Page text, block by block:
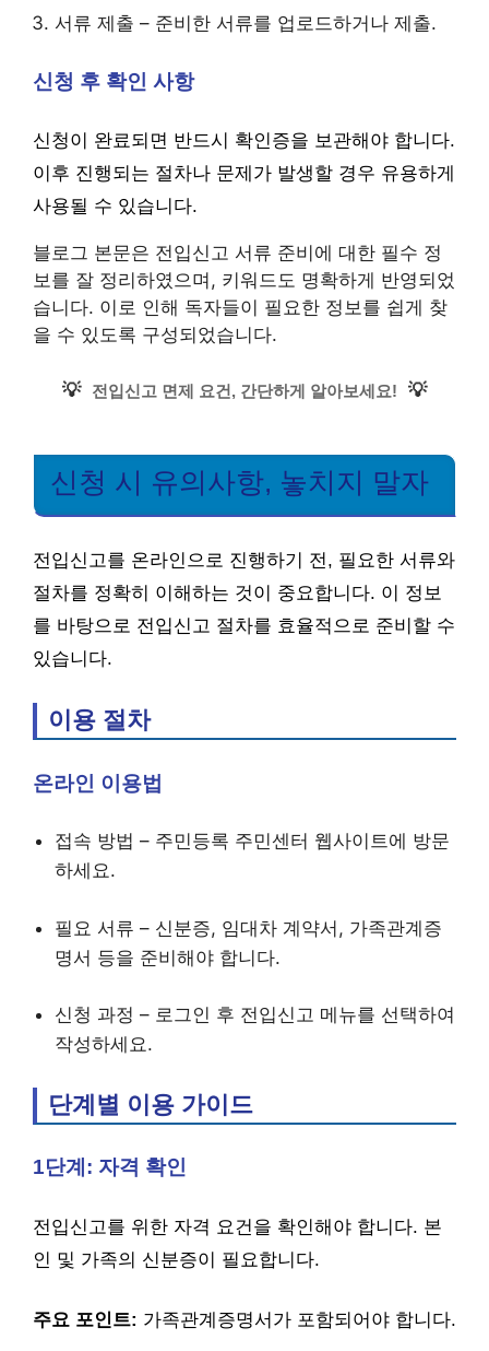
서류 제출 – 준비한 서류를 업로드하거나 제출.
신청 후 확인 사항
신청이 완료되면 반드시 확인증을 보관해야 합니다.
이후 진행되는 절차나 문제가 발생할 경우 유용하게
사용될 수 있습니다.
블로그 본문은 전입신고 서류 준비에 대한 필수 정
보를 잘 정리하였으며, 키워드도 명확하게 반영되었
습니다. 이로 인해 독자들이 필요한 정보를 쉽게 찾
을 수 있도록 구성되었습니다.
💡 전입신고 면제 요건, 간단하게 알아보세요! 💡
신청 시 유의사항, 놓치지 말자
전입신고를 온라인으로 진행하기 전, 필요한 서류와
절차를 정확히 이해하는 것이 중요합니다. 이 정보
를 바탕으로 전입신고 절차를 효율적으로 준비할 수
있습니다.
이용 절차
온라인 이용법
접속 방법 – 주민등록 주민센터 웹사이트에 방문
하세요.
필요 서류 – 신분증, 임대차 계약서, 가족관계증
명서 등을 준비해야 합니다.
신청 과정 – 로그인 후 전입신고 메뉴를 선택하여
작성하세요.
단계별 이용 가이드
1단계: 자격 확인
전입신고를 위한 자격 요건을 확인해야 합니다. 본
인 및 가족의 신분증이 필요합니다.
주요 포인트: 가족관계증명서가 포함되어야 합니다.